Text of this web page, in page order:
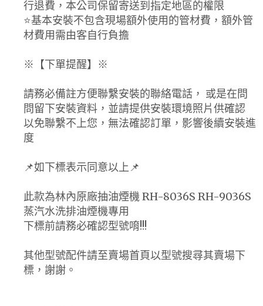
行退費，本公司保留寄送到指定地區的權限
⭐️基本安裝不包含現場額外使用的管材費，額外管
材費用需由客自行負擔
※【下單提醒】※
請務必備註方便聯繫安裝的聯絡電話， 或是在問
問留下安裝資料，並請提供安裝環境照片供確認
以免聯繫不上您，無法確認訂單，影響後續安裝進
度
📌如下標表示同意以上📌
此款為林內原廠抽油煙機 RH-8036S RH-9036S
蒸汽水洗排油煙機專用
下標前請務必確認型號唷!!!
其他型號配件請至賣場首頁以型號搜尋其賣場下
標，謝謝。